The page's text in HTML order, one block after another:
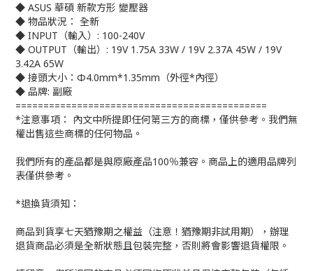
◆ ASUS 華碩 新款方形 變壓器
◆ 物品狀況： 全新
◆ INPUT（輸入）: 100-240V
◆ OUTPUT（輸出）: 19V 1.75A 33W / 19V 2.37A 45W / 19V
3.42A 65W
◆ 接頭大小：Φ4.0mm*1.35mm（外徑*內徑）
◆ 品牌: 副廠
=============================================
*注意事項： 內文中所提即任何第三方的商標，僅供參考。我們無
權出售這些商標的任何物品。
我們所有的產品都是與原廠產品100％兼容。商品上的適用品牌列
表僅供參考。
*退換貨須知：
商品到貨享七天猶豫期之權益（注意！猶豫期非試用期），辦理
退貨商品必須是全新狀態且包裝完整，否則將會影響退貨權限。